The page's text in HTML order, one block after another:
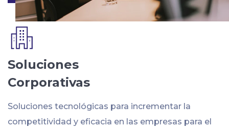
Soluciones
Corporativas
Soluciones tecnológicas para incrementar la
competitividad y eficacia en las empresas para el